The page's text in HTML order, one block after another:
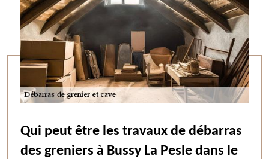
Qui peut être les travaux de débarras
des greniers à Bussy La Pesle dans le